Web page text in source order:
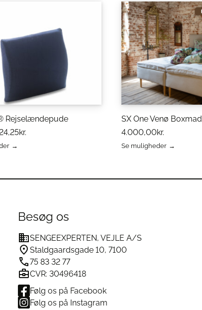
Rejselændepude
kr.
SX One Venø
4.000,00kr.
Se muligheder
flere
varesiden
Besøg os
SENGEEXPERTEN, VEJLE A/S
Staldgaardsgade 10, 7100
75 83 32 77
CVR: 30496418
Følg os på Facebook
Følg os på Instagram